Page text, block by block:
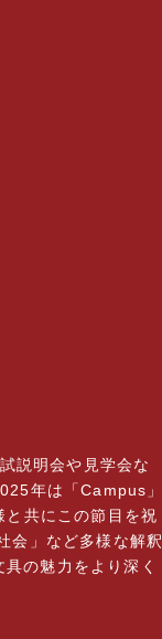
説明会や見学会な
年は「Campus」
共にこの節目を祝
会」など多様な解釈
の魅力をより深く